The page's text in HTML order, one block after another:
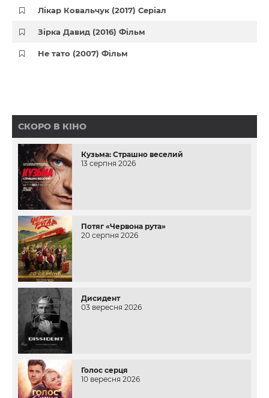
Лікар Ковальчук (2017) Серіал
Зірка Давид (2016) Фільм
Не тато (2007) Фільм
СКОРО В КІНО
Кузьма: Страшно веселий
13 серпня 2026
Потяг «Червона рута»
20 серпня 2026
Дисидент
03 вересня 2026
Голос серця
10 вересня 2026